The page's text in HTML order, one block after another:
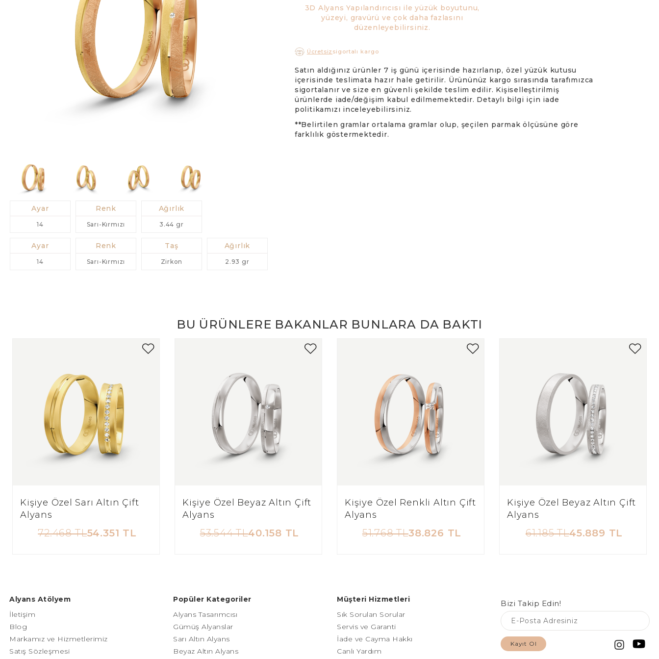
Ayar
14
Renk
Sarı-Kırmızı
Ağırlık
3.44 gr
Ayar
14
Renk
Sarı-Kırmızı
Taş
Zirkon
Ağırlık
2.93 gr
3D Alyans Yapılandırıcısı ile yüzük boyutunu,
yüzeyi, gravürü ve çok daha fazlasını
düzenleyebilirsiniz.
Ücretsiz sigortalı kargo
Satın aldığınız ürünler 7 iş günü içerisinde hazırlanıp, özel yüzük kutusu
içerisinde teslimata hazır hale getirilir. Ürününüz kargo sırasında tarafımızca
sigortalanır ve size en güvenli şekilde teslim edilir. Kişiselleştirilmiş
ürünlerde iade/değişim kabul edilmemektedir. Detaylı bilgi için iade
politikamızı inceleyebilirsiniz.
**Belirtilen gramlar ortalama gramlar olup, şeçilen parmak ölçüsüne göre
farklılık göstermektedir.
BU ÜRÜNLERE BAKANLAR BUNLARA DA BAKTI
Kişiye Özel Sarı Altın Çift
Alyans
72.468 TL54.351 TL
Kişiye Özel Beyaz Altın Çift
Alyans
53.544 TL40.158 TL
Kişiye Özel Renkli Altın Çift
Alyans
51.768 TL38.826 TL
Kişiye Özel Beyaz Altın Çift
Alyans
61.185 TL45.889 TL
Alyans Atölyem
İletişim
Blog
Markamız ve Hizmetlerimiz
Satış Sözleşmesi
Popüler Kategoriler
Alyans Tasarımcısı
Gümüş Alyanslar
Sarı Altın Alyans
Beyaz Altın Alyans
Müşteri Hizmetleri
Sık Sorulan Sorular
Servis ve Garanti
İade ve Cayma Hakkı
Canlı Yardım
Bizi Takip Edin!
Kayıt Ol